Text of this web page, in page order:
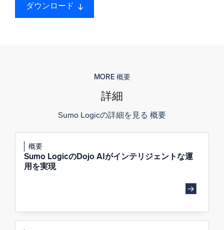
ダウンロード
MORE 概要
詳細
Sumo Logicの詳細を見る 概要
概要
Sumo LogicのDojo AIがインテリジェントな運
用を実現